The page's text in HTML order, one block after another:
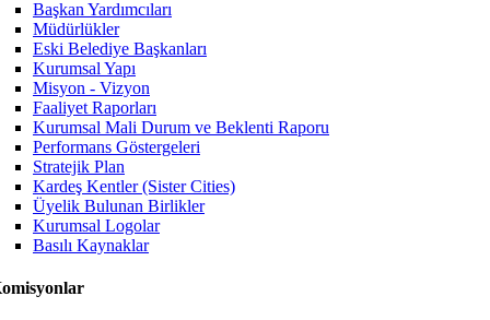
Başkan Yardımcıları
Müdürlükler
Eski Belediye Başkanları
Kurumsal Yapı
Misyon - Vizyon
Faaliyet Raporları
Kurumsal Mali Durum ve Beklenti Raporu
Performans Göstergeleri
Stratejik Plan
Kardeş Kentler (Sister Cities)
Üyelik Bulunan Birlikler
Kurumsal Logolar
Basılı Kaynaklar